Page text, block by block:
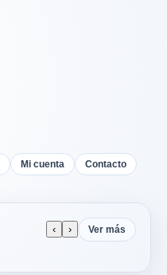
Mi cuenta Contacto
‹ › Ver más